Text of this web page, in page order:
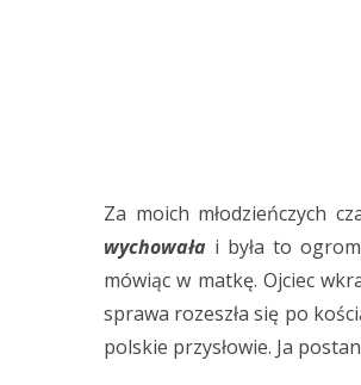
Za moich młodzieńczych
wychowała i była to
mówiąc w matkę. Ojciec
sprawa rozeszła się po
polskie przysłowie. Ja